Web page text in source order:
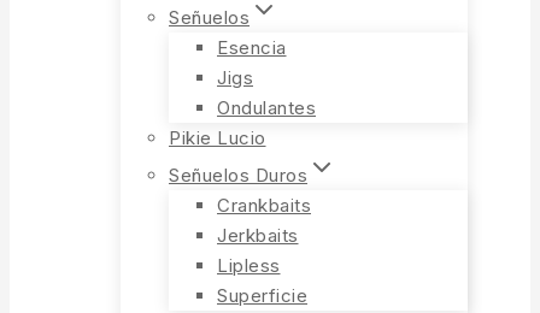
Señuelos
Esencia
Jigs
Ondulantes
Pikie Lucio
Señuelos Duros
Crankbaits
Jerkbaits
Lipless
Superficie